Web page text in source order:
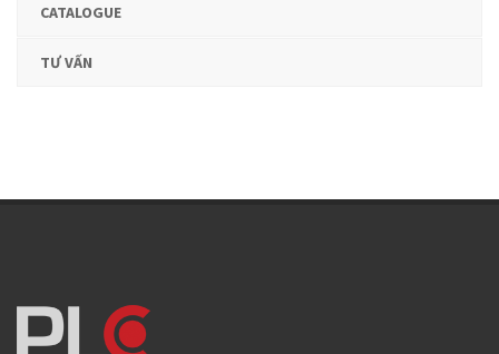
CATALOGUE
TƯ VẤN